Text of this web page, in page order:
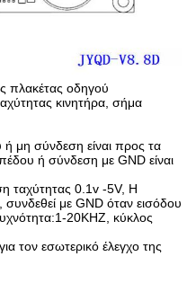
πλακέτας οδηγού
κινητήρα, σήμα
μη σύνδεση είναι προς τα
ή σύνδεση με GND είναι
ταχύτητας 0.1v -5V, Η
συνδεθεί με GND όταν εισόδου
20KHZ, κύκλος
τον εσωτερικό έλεγχο της